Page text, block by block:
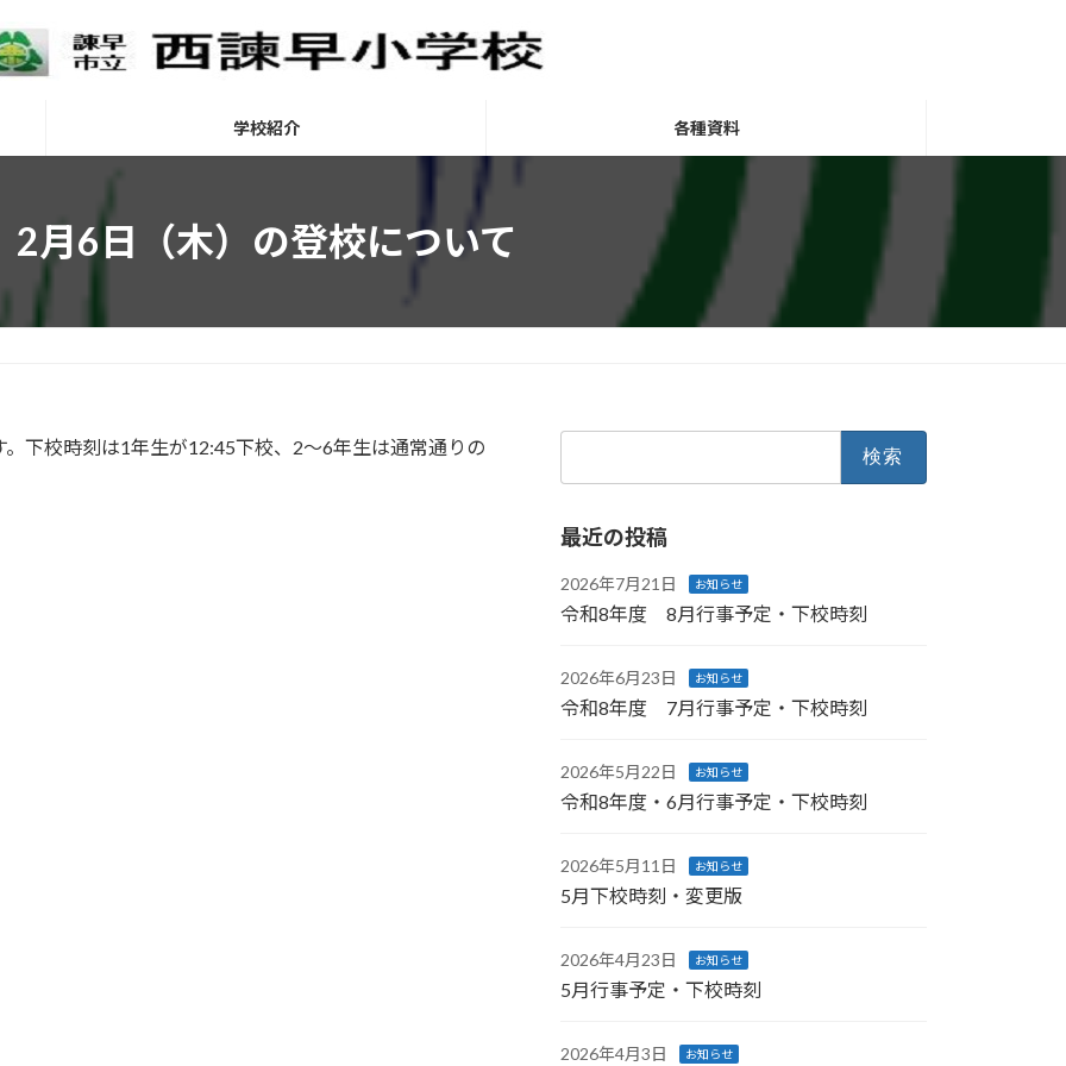
学校紹介 各種資料
2月6日（木）の登校について
下校時刻は1年生が12:45下校、2～6年生は通常通りの
最近の投稿
2026年7月21日 お知らせ
令和8年度 8月行事予定・下校時刻
2026年6月23日 お知らせ
令和8年度 7月行事予定・下校時刻
2026年5月22日 お知らせ
令和8年度・6月行事予定・下校時刻
2026年5月11日 お知らせ
5月下校時刻・変更版
2026年4月23日 お知らせ
5月行事予定・下校時刻
2026年4月3日 お知らせ